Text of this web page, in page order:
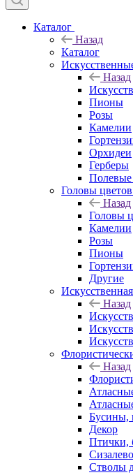
Каталог
Назад
Каталог
Назад
Пионы
Розы
Камелии
Орхидеи
Герберы
Головы цветов
Назад
Головы
Камелии
Розы
Пионы
Другие
Назад
Назад
Бусины,
Декор
Птички,
Стволы